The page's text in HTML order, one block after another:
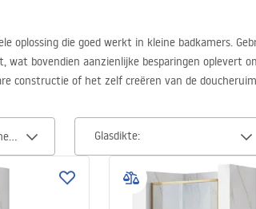
oplossing die goed werkt in kleine badkamers.
bovendien aanzienlijke besparingen oplevert
constructie of het zelf creëren van de
Glasdikte: